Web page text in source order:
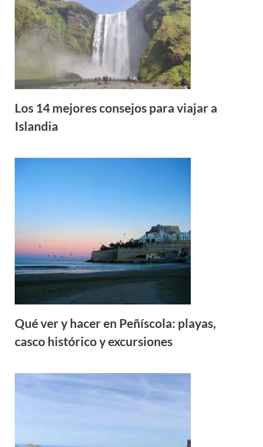
Los 14 mejores consejos para viajar a
Islandia
Qué ver y hacer en Peñíscola: playas,
casco histórico y excursiones